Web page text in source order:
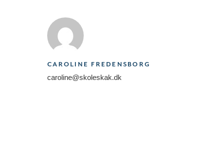
CAROLINE FREDENSBORG
caroline@skoleskak.dk